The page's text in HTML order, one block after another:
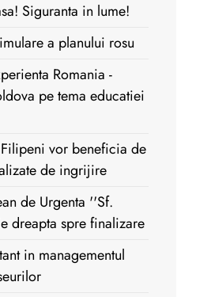
Siguranta in lume!
a planului rosu
Romania -
pe tema educatiei
vor beneficia de
de ingrijire
de Urgenta ''Sf.
dreapta spre finalizare
in managementul